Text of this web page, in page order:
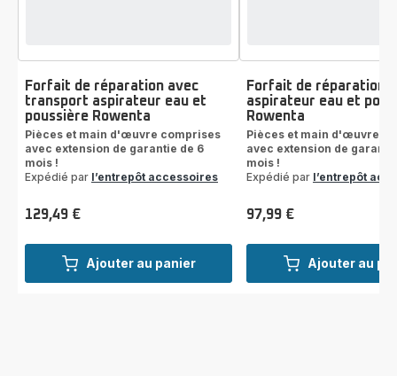
Ajouter au panier
Forfait de réparation avec
transport aspirateur eau et
poussière Rowenta
Pièces et main d'œuvre comprises
avec extension de garantie de 6
mois !
Expédié par l’entrepôt accessoires
Prix
129,49 €
Ajouter au
Forfait de réparation
aspirateur eau et
Rowenta
Pièces et main d'œuvre
avec extension de
mois !
Expédié par l’entrepôt
Prix
97,99 €